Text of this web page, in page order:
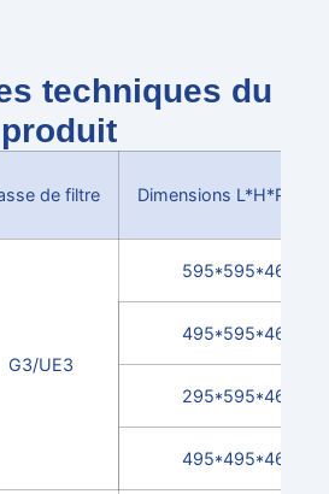
techniques du
produit
de filtre Dimensions L*H*P(MM)
G3/UE3
595*595*46
495*595*46
295*595*46
495*495*46